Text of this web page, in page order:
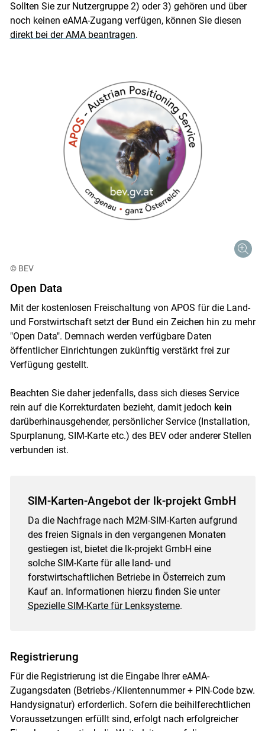
Sollten Sie zur Nutzergruppe 2) oder 3) gehören und über
noch keinen eAMA-Zugang verfügen, können Sie diesen
direkt bei der AMA beantragen.
© BEV
Open Data
Mit der kostenlosen Freischaltung von APOS für die Land-
und Forstwirtschaft setzt der Bund ein Zeichen hin zu mehr
"Open Data". Demnach werden verfügbare Daten
öffentlicher Einrichtungen zukünftig verstärkt frei zur
Verfügung gestellt.
Beachten Sie daher jedenfalls, dass sich dieses Service
rein auf die Korrekturdaten bezieht, damit jedoch kein
darüberhinausgehender, persönlicher Service (Installation,
Spurplanung, SIM-Karte etc.) des BEV oder anderer Stellen
verbunden ist.
SIM-Karten-Angebot der lk-projekt GmbH
Da die Nachfrage nach M2M-SIM-Karten aufgrund
des freien Signals in den vergangenen Monaten
gestiegen ist, bietet die lk-projekt GmbH eine
solche SIM-Karte für alle land- und
forstwirtschaftlichen Betriebe in Österreich zum
Kauf an. Informationen hierzu finden Sie unter
Spezielle SIM-Karte für Lenksysteme.
Registrierung
Für die Registrierung ist die Eingabe Ihrer eAMA-
Zugangsdaten (Betriebs-/Klientennummer + PIN-Code bzw.
Handysignatur) erforderlich. Sofern die beihilferechtlichen
Voraussetzungen erfüllt sind, erfolgt nach erfolgreicher